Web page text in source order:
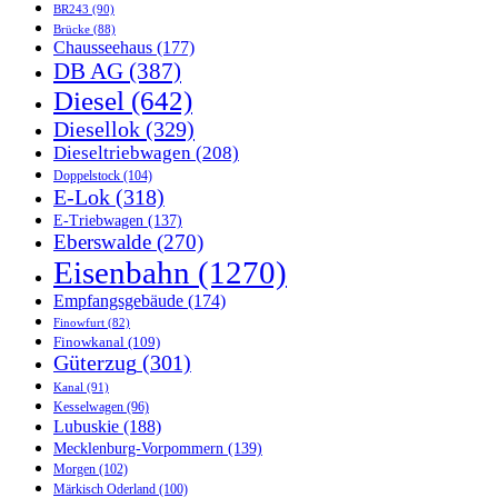
BR243 (90)
Brücke (88)
Chausseehaus (177)
DB AG (387)
Diesel (642)
Diesellok (329)
Dieseltriebwagen (208)
Doppelstock (104)
E-Lok (318)
E-Triebwagen (137)
Eberswalde (270)
Eisenbahn (1270)
Empfangsgebäude (174)
Finowfurt (82)
Finowkanal (109)
Güterzug (301)
Kanal (91)
Kesselwagen (96)
Lubuskie (188)
Mecklenburg-Vorpommern (139)
Morgen (102)
Märkisch Oderland (100)